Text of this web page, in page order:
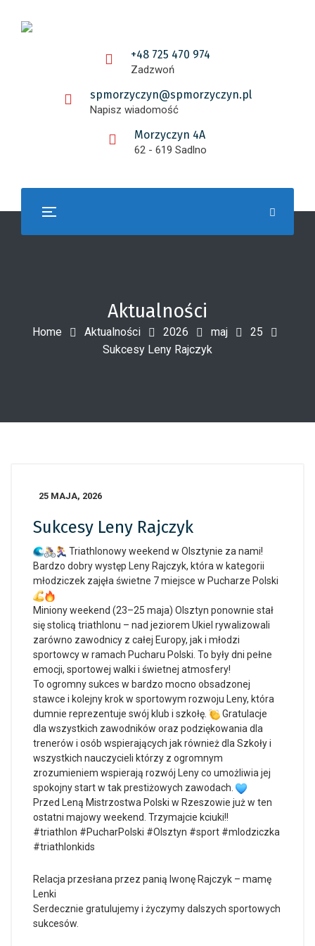
+48 725 470 974
Zadzwoń
spmorzyczyn@spmorzyczyn.pl
Napisz wiadomość
Morzyczyn 4A
62 - 619 Sadlno
Aktualności
Home Aktualności 2026 maj
25
Sukcesy Leny Rajczyk
25 MAJA, 2026
Sukcesy Leny Rajczyk
Triathlonowy weekend w Olsztynie za nami!
Bardzo dobry występ Leny Rajczyk, która w kategorii
młodziczek zajęła świetne 7 miejsce w Pucharze Polski
Miniony weekend (23–25 maja) Olsztyn ponownie stał
się stolicą triathlonu – nad jeziorem Ukiel rywalizowali
zarówno zawodnicy z całej Europy, jak i młodzi
sportowcy w ramach Pucharu Polski. To były dni pełne
emocji, sportowej walki i świetnej atmosfery!
To ogromny sukces w bardzo mocno obsadzonej
stawce i kolejny krok w sportowym rozwoju Leny, która
dumnie reprezentuje swój klub i szkołę.
Gratulacje
dla wszystkich zawodników oraz podziękowania dla
trenerów i osób wspierających jak również dla Szkoły i
wszystkich nauczycieli którzy z ogromnym
zrozumieniem wspierają rozwój Leny co umożliwia jej
spokojny start w tak prestiżowych zawodach.
Przed Leną Mistrzostwa Polski w Rzeszowie już w ten
ostatni majowy weekend. Trzymajcie kciuki!!
#triathlon #PucharPolski #Olsztyn #sport #mlodziczka
#triathlonkids
Relacja przesłana przez panią Iwonę Rajczyk – mamę
Lenki
Serdecznie gratulujemy i życzymy dalszych sportowych
sukcesów.